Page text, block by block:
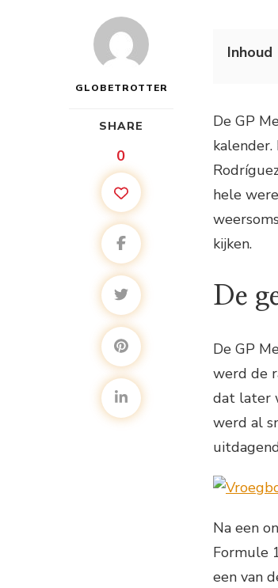
GLOBETROTTER
SHARE
0
Inhoud
De GP
hele
kijken.
De
De GP
werd de
dat later
werd al
Na een
Formule
een van